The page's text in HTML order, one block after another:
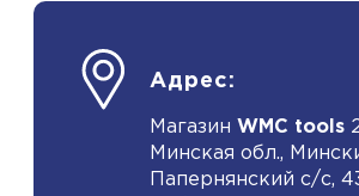
Адрес:
Магазин WMC tools
Минская обл.,
Папернянский с/с,